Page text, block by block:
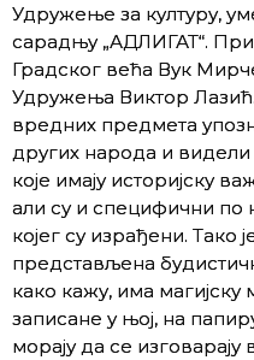
Удружење за културу,
сарадњу „АДЛИГАТ“.
Градског већа Вук
Удружења Виктор
вредних предмета
других народа и
којe имају историјску
али су и специфични по
којег су израђени. Тако
представљена
како кажу, има магијску
записане у њој, на
морају да се